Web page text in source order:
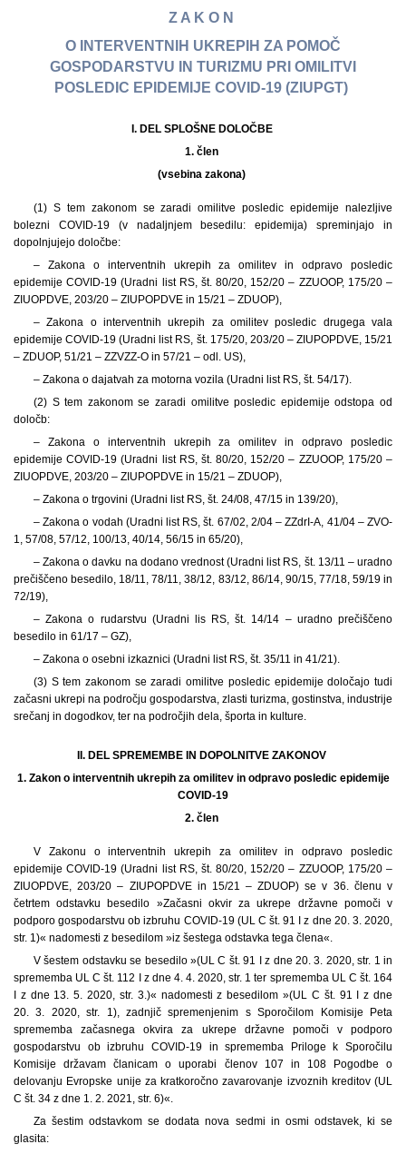
Z A K O N
O INTERVENTNIH UKREPIH ZA POMOČ
GOSPODARSTVU IN TURIZMU PRI OMILITVI
POSLEDIC EPIDEMIJE COVID-19 (ZIUPGT)
I. DEL SPLOŠNE DOLOČBE
1. člen
(vsebina zakona)
(1) S tem zakonom se zaradi omilitve posledic epidemije nalezljive
bolezni COVID-19 (v nadaljnjem besedilu: epidemija) spreminjajo in
dopolnjujejo določbe:
– Zakona o interventnih ukrepih za omilitev in odpravo posledic
epidemije COVID-19 (Uradni list RS, št. 80/20, 152/20 – ZZUOOP, 175/20 –
ZIUOPDVE, 203/20 – ZIUPOPDVE in 15/21 – ZDUOP),
– Zakona o interventnih ukrepih za omilitev posledic drugega vala
epidemije COVID-19 (Uradni list RS, št. 175/20, 203/20 – ZIUPOPDVE, 15/21
– ZDUOP, 51/21 – ZZVZZ-O in 57/21 – odl. US),
– Zakona o dajatvah za motorna vozila (Uradni list RS, št. 54/17).
(2) S tem zakonom se zaradi omilitve posledic epidemije odstopa od
določb:
– Zakona o interventnih ukrepih za omilitev in odpravo posledic
epidemije COVID-19 (Uradni list RS, št. 80/20, 152/20 – ZZUOOP, 175/20 –
ZIUOPDVE, 203/20 – ZIUPOPDVE in 15/21 – ZDUOP),
– Zakona o trgovini (Uradni list RS, št. 24/08, 47/15 in 139/20),
– Zakona o vodah (Uradni list RS, št. 67/02, 2/04 – ZZdrI-A, 41/04 – ZVO-
1, 57/08, 57/12, 100/13, 40/14, 56/15 in 65/20),
– Zakona o davku na dodano vrednost (Uradni list RS, št. 13/11 – uradno
prečiščeno besedilo, 18/11, 78/11, 38/12, 83/12, 86/14, 90/15, 77/18, 59/19 in
72/19),
– Zakona o rudarstvu (Uradni lis RS, št. 14/14 – uradno prečiščeno
besedilo in 61/17 – GZ),
– Zakona o osebni izkaznici (Uradni list RS, št. 35/11 in 41/21).
(3) S tem zakonom se zaradi omilitve posledic epidemije določajo tudi
začasni ukrepi na področju gospodarstva, zlasti turizma, gostinstva, industrije
srečanj in dogodkov, ter na področjih dela, športa in kulture.
II. DEL SPREMEMBE IN DOPOLNITVE ZAKONOV
1. Zakon o interventnih ukrepih za omilitev in odpravo posledic epidemije
COVID-19
2. člen
V Zakonu o interventnih ukrepih za omilitev in odpravo posledic
epidemije COVID-19 (Uradni list RS, št. 80/20, 152/20 – ZZUOOP, 175/20 –
ZIUOPDVE, 203/20 – ZIUPOPDVE in 15/21 – ZDUOP) se v 36. členu v
četrtem odstavku besedilo »Začasni okvir za ukrepe državne pomoči v
podporo gospodarstvu ob izbruhu COVID-19 (UL C št. 91 I z dne 20. 3. 2020,
str. 1)« nadomesti z besedilom »iz šestega odstavka tega člena«.
V šestem odstavku se besedilo »(UL C št. 91 I z dne 20. 3. 2020, str. 1 in
sprememba UL C št. 112 I z dne 4. 4. 2020, str. 1 ter sprememba UL C št. 164
I z dne 13. 5. 2020, str. 3.)« nadomesti z besedilom »(UL C št. 91 I z dne
20. 3. 2020, str. 1), zadnjič spremenjenim s Sporočilom Komisije Peta
sprememba začasnega okvira za ukrepe državne pomoči v podporo
gospodarstvu ob izbruhu COVID-19 in sprememba Priloge k Sporočilu
Komisije državam članicam o uporabi členov 107 in 108 Pogodbe o
delovanju Evropske unije za kratkoročno zavarovanje izvoznih kreditov (UL
C št. 34 z dne 1. 2. 2021, str. 6)«.
Za šestim odstavkom se dodata nova sedmi in osmi odstavek, ki se
glasita: